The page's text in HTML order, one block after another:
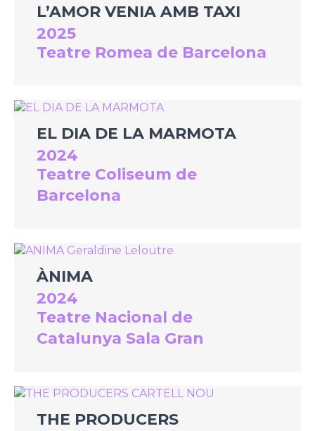
L’AMOR VENIA AMB TAXI
2025
Teatre Romea de Barcelona
EL DIA DE LA MARMOTA
2024
Teatre Coliseum de
Barcelona
ÀNIMA
2024
Teatre Nacional de
Catalunya Sala Gran
THE PRODUCERS